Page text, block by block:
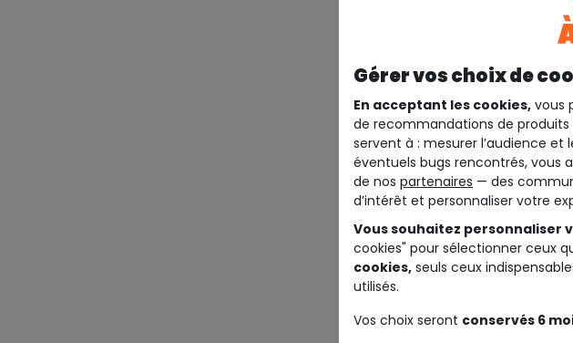
Gérer vos choix de
En acceptant les cookies, vous
de recommandations de produits
servent à : mesurer l’audience
éventuels bugs rencontrés, vous
de nos partenaires — des
d’intérêt et personnaliser votre
Vous souhaitez personnaliser
cookies" pour sélectionner ceux
cookies, seuls ceux
utilisés.
Vos choix seront conservés 6